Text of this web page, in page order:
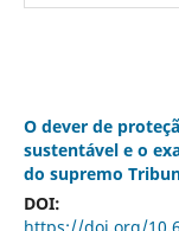
O dever de
sustentável e o
do supremo
DOI: